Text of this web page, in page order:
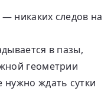
— никаких следов на
в пазы,
геометрии
ждать сутки